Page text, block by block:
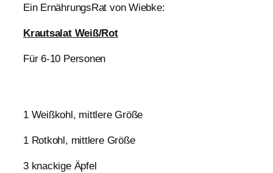
Ein ErnährungsRat von Wiebke:
Krautsalat Weiß/Rot
Für 6-10 Personen
1 Weißkohl, mittlere Größe
1 Rotkohl, mittlere Größe
3 knackige Äpfel